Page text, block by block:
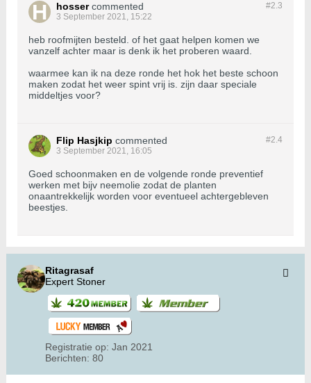
#2.3
hosser commented
3 September 2021, 15:22
heb roofmijten besteld. of het gaat helpen komen we
vanzelf achter maar is denk ik het proberen waard.
waarmee kan ik na deze ronde het hok het beste schoon
maken zodat het weer spint vrij is. zijn daar speciale
middeltjes voor?
#2.4
Flip Hasjkip commented
3 September 2021, 16:05
Goed schoonmaken en de volgende ronde preventief
werken met bijv neemolie zodat de planten
onaantrekkelijk worden voor eventueel achtergebleven
beestjes.
Ritagrasaf
Expert Stoner
Registratie op: Jan 2021
Berichten: 80